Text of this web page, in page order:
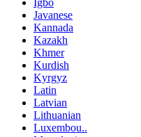
Igbo
Javanese
Kannada
Kazakh
Khmer
Kurdish
Kyrgyz
Latin
Latvian
Lithuanian
Luxembou..